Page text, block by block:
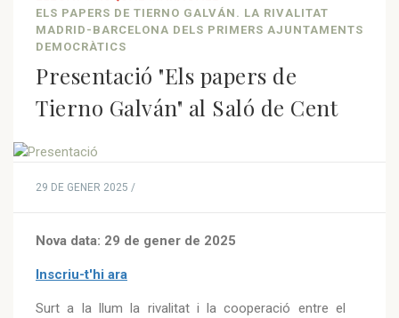
ELS PAPERS DE TIERNO GALVÁN. LA RIVALITAT
MADRID-BARCELONA DELS PRIMERS AJUNTAMENTS
DEMOCRÀTICS
Presentació "Els papers de
Tierno Galván" al Saló de Cent
29 DE GENER 2025 /
Nova data: 29 de gener de 2025
Inscriu-t'hi ara
Surt a la llum la rivalitat i la cooperació entre el